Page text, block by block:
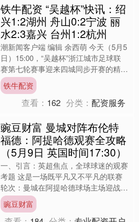
铁牛配资 “吴越杯”快讯：绍
兴1:2湖州 舟山0:2宁波 丽
水2:3嘉兴 台州1:2杭州
潮新闻客户端 编辑 余西萌 今天（5月5
日）15:00，“吴越杯”浙江城市足球联
赛第七轮赛事迎来四城同步开赛的精彩
盛况：台州VS杭州、绍兴VS湖州、舟
山VS宁波....
铁牛配资
查看： 162 分类：配资服务
豌豆财富 曼城对阵布伦特
福德：阿提哈德观赛全攻略
（5月9日 英国时间17:30）
一、引言：英超焦点，全球球迷的观赛
考题 这是一场既平凡又不平凡的联赛
轮次：曼城在阿提哈德球场主场迎战布
伦特福德。时间很明确——英国时间5
月9日周六17:30，北....
豌豆财富